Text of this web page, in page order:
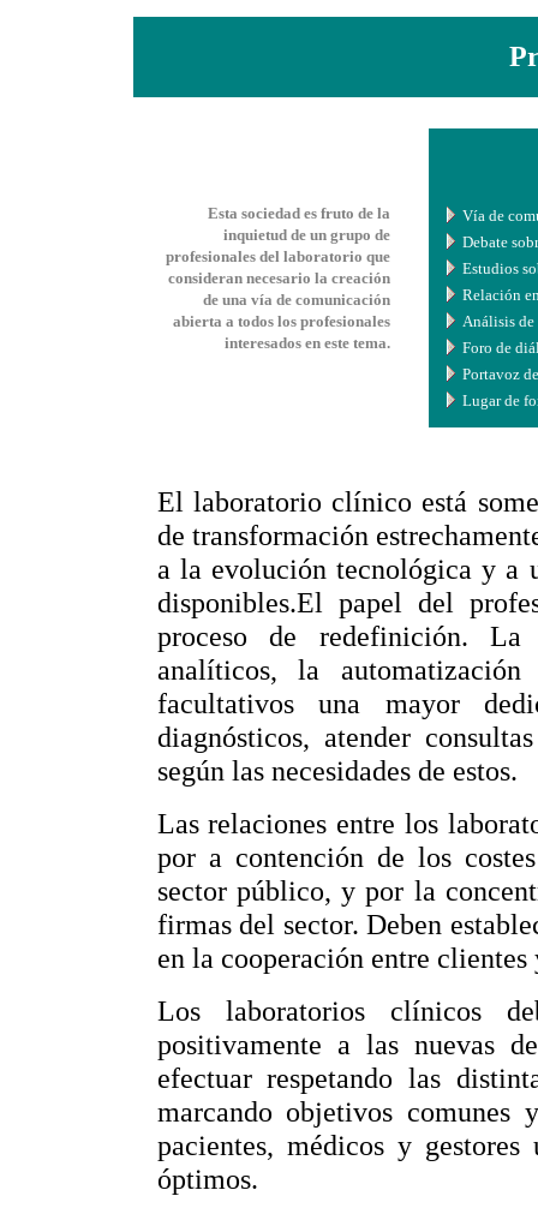
Esta sociedad es fruto de la
inquietud de un grupo de
profesionales del laboratorio que
consideran necesario la creación
de una vía de comunicación
abierta a todos los profesionales
interesados en este tema.
Vía de
Debate
Estudios
Relación
Análisis de
Foro de
Portavoz
Lugar de
El laboratorio clínico está
de transformación
a la evolución tecnológica y a
disponibles.El papel del
proceso de redefinición.
analíticos, la
facultativos una mayor
diagnósticos, atender
según las necesidades de estos.
Las relaciones entre los
por a contención de los
sector público, y por la
firmas del sector. Deben
en la cooperación entre clientes
Los laboratorios clínicos
positivamente a las nuevas
efectuar respetando las
marcando objetivos comunes
pacientes, médicos y
óptimos.